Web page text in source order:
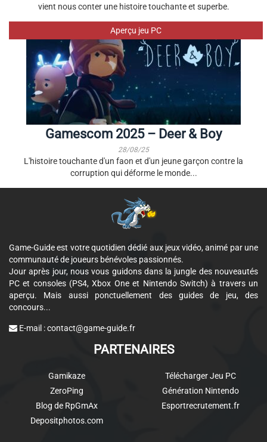
vient nous conter une histoire touchante et superbe.
Aperçu jeu PC
Gamescom 2025 – Deer & Boy
28/08/25
L'histoire touchante d'un faon et d'un jeune garçon contre la
corruption qui déforme le monde...
Game-Guide est votre quotidien dédié aux jeux vidéo, animé par une
communauté de joueurs bénévoles passionnés.
Jour après jour, nous vous guidons dans la jungle des nouveautés
PC et consoles (PS4, Xbox One et Nintendo Switch) à travers un
aperçu. Mais aussi ponctuellement des guides de jeu, des
concours...
E-mail :contact@game-guide.fr
PARTENAIRES
Gamikaze
ZeroPing
Blog de RpGmAx
Depositphotos.com
Télécharger Jeu PC
Génération Nintendo
Esportrecrutement.fr